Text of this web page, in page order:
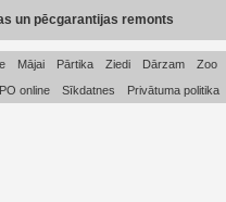
un pēcgarantijas remonts
Mājai Pārtika Ziedi Dārzam Zoo
online Sīkdatnes Privātuma politika